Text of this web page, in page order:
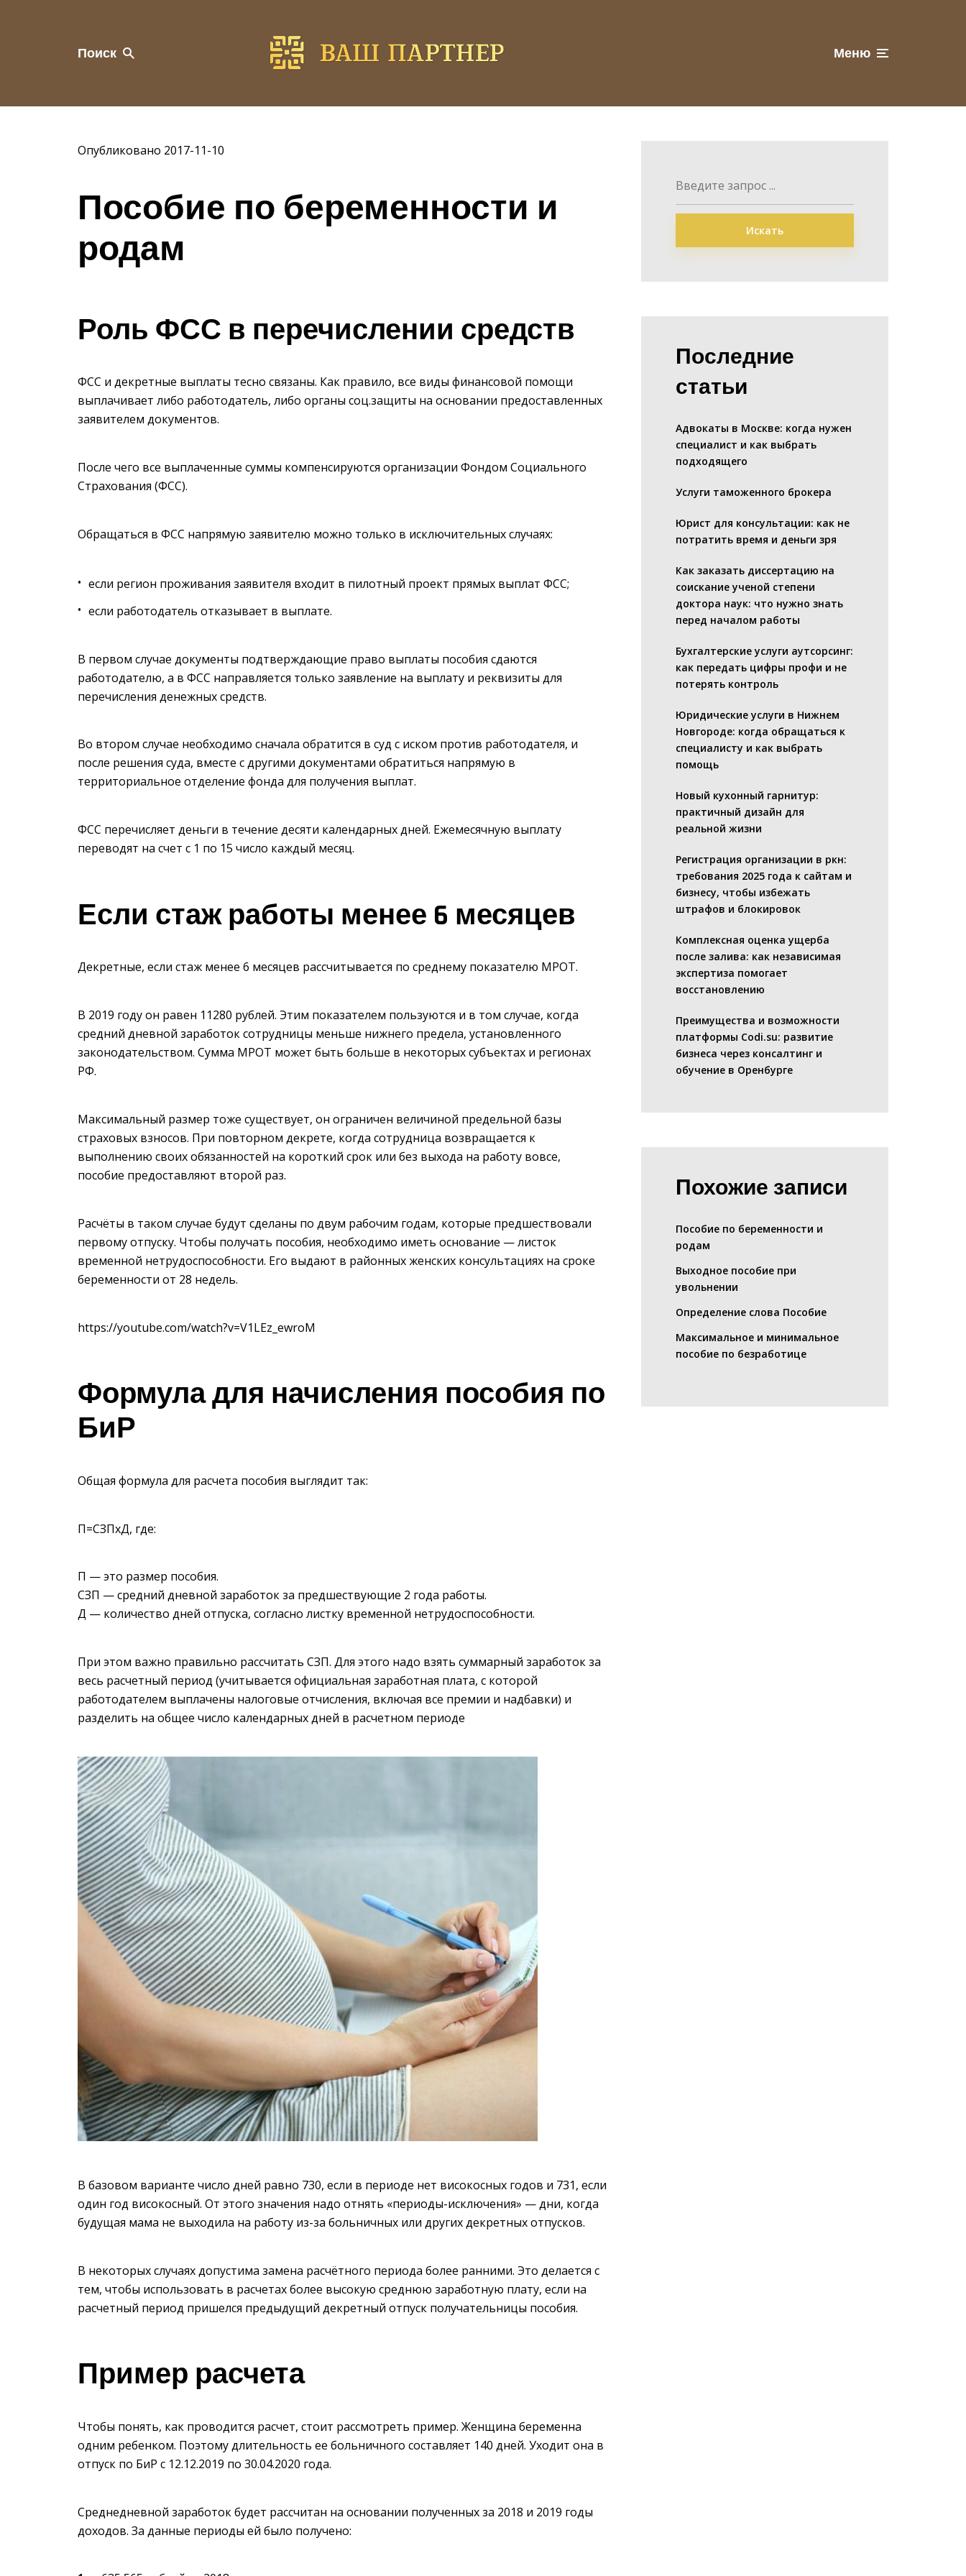
Поиск Меню
Опубликовано 2017-11-10
Пособие по беременности и
родам
Роль ФСС в перечислении средств
ФСС и декретные выплаты тесно связаны. Как правило, все виды финансовой помощи
выплачивает либо работодатель, либо органы соц.защиты на основании предоставленных
заявителем документов.
После чего все выплаченные суммы компенсируются организации Фондом Социального
Страхования (ФСС).
Обращаться в ФСС напрямую заявителю можно только в исключительных случаях:
если регион проживания заявителя входит в пилотный проект прямых выплат ФСС;
если работодатель отказывает в выплате.
В первом случае документы подтверждающие право выплаты пособия сдаются
работодателю, а в ФСС направляется только заявление на выплату и реквизиты для
перечисления денежных средств.
Во втором случае необходимо сначала обратится в суд с иском против работодателя, и
после решения суда, вместе с другими документами обратиться напрямую в
территориальное отделение фонда для получения выплат.
ФСС перечисляет деньги в течение десяти календарных дней. Ежемесячную выплату
переводят на счет с 1 по 15 число каждый месяц.
Если стаж работы менее 6 месяцев
Декретные, если стаж менее 6 месяцев рассчитывается по среднему показателю МРОТ.
В 2019 году он равен 11280 рублей. Этим показателем пользуются и в том случае, когда
средний дневной заработок сотрудницы меньше нижнего предела, установленного
законодательством. Сумма МРОТ может быть больше в некоторых субъектах и регионах
РФ.
Максимальный размер тоже существует, он ограничен величиной предельной базы
страховых взносов. При повторном декрете, когда сотрудница возвращается к
выполнению своих обязанностей на короткий срок или без выхода на работу вовсе,
пособие предоставляют второй раз.
Расчёты в таком случае будут сделаны по двум рабочим годам, которые предшествовали
первому отпуску. Чтобы получать пособия, необходимо иметь основание — листок
временной нетрудоспособности. Его выдают в районных женских консультациях на сроке
беременности от 28 недель.
https://youtube.com/watch?v=V1LEz_ewroM
Формула для начисления пособия по
БиР
Общая формула для расчета пособия выглядит так:
П=СЗПхД, где:
П — это размер пособия.
СЗП — средний дневной заработок за предшествующие 2 года работы.
Д — количество дней отпуска, согласно листку временной нетрудоспособности.
При этом важно правильно рассчитать СЗП. Для этого надо взять суммарный заработок за
весь расчетный период (учитывается официальная заработная плата, с которой
работодателем выплачены налоговые отчисления, включая все премии и надбавки) и
разделить на общее число календарных дней в расчетном периоде
В базовом варианте число дней равно 730, если в периоде нет високосных годов и 731, если
один год високосный. От этого значения надо отнять «периоды-исключения» — дни, когда
будущая мама не выходила на работу из-за больничных или других декретных отпусков.
В некоторых случаях допустима замена расчётного периода более ранними. Это делается с
тем, чтобы использовать в расчетах более высокую среднюю заработную плату, если на
расчетный период пришелся предыдущий декретный отпуск получательницы пособия.
Пример расчета
Чтобы понять, как проводится расчет, стоит рассмотреть пример. Женщина беременна
одним ребенком. Поэтому длительность ее больничного составляет 140 дней. Уходит она в
отпуск по БиР с 12.12.2019 по 30.04.2020 года.
Среднедневной заработок будет рассчитан на основании полученных за 2018 и 2019 годы
доходов. За данные периоды ей было получено:
Искать
Последние
статьи
Адвокаты в Москве: когда нужен
специалист и как выбрать
подходящего
Услуги таможенного брокера
Юрист для консультации: как не
потратить время и деньги зря
Как заказать диссертацию на
соискание ученой степени
доктора наук: что нужно знать
перед началом работы
Бухгалтерские услуги аутсорсинг:
как передать цифры профи и не
потерять контроль
Юридические услуги в Нижнем
Новгороде: когда обращаться к
специалисту и как выбрать
помощь
Новый кухонный гарнитур:
практичный дизайн для
реальной жизни
Регистрация организации в ркн:
требования 2025 года к сайтам и
бизнесу, чтобы избежать
штрафов и блокировок
Комплексная оценка ущерба
после залива: как независимая
экспертиза помогает
восстановлению
Преимущества и возможности
платформы Codi.su: развитие
бизнеса через консалтинг и
обучение в Оренбурге
Похожие записи
Пособие по беременности и
родам
Выходное пособие при
увольнении
Определение слова Пособие
Максимальное и минимальное
пособие по безработице